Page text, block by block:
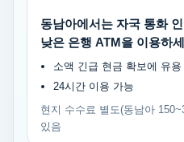
동남아에서는 자국 통화
낮은 은행 ATM을 이용하
소액 긴급 현금 확보에 유용
24시간 이용 가능
현지 수수료 별도(동남아
있음